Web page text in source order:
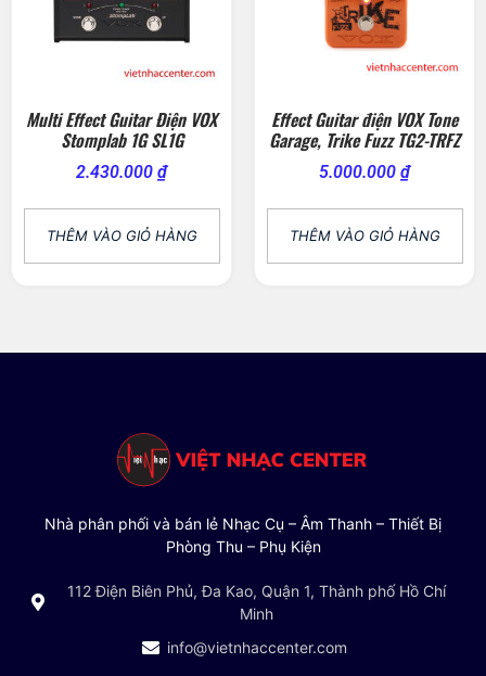
Multi Effect Guitar Điện VOX
Stomplab 1G SL1G
2.430.000 ₫
THÊM VÀO GIỎ HÀNG
Effect Guitar điện VOX Tone
Garage, Trike Fuzz TG2-TRFZ
5.000.000 ₫
THÊM VÀO GIỎ HÀNG
Nhà phân phối và bán lẻ Nhạc Cụ – Âm Thanh – Thiết Bị
Phòng Thu – Phụ Kiện
112 Điện Biên Phủ, Đa Kao, Quận 1, Thành phố Hồ Chí
Minh
info@vietnhaccenter.com